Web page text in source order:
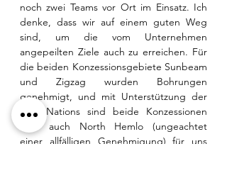
noch zwei Teams vor Ort im Einsatz. Ich
denke, dass wir auf einem guten Weg
sind, um die vom Unternehmen
angepeilten Ziele auch zu erreichen. Für
die beiden Konzessionsgebiete Sunbeam
und Zigzag wurden Bohrungen
genehmigt, und mit Unterstützung der
First Nations sind beide Konzessionen
bzw. auch North Hemlo (ungeachtet
einer allfälligen Genehmigung) für uns